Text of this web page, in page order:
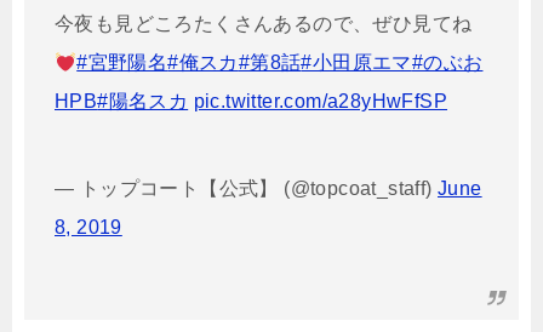
今夜も見どころたくさんあるので、ぜひ見てね
#宮野陽名#俺スカ#第8話#小田原エマ#のぶお
HPB#陽名スカ pic.twitter.com/a28yHwFfSP
— トップコート【公式】 (@topcoat_staff) June
8, 2019